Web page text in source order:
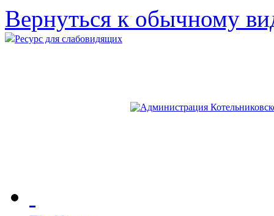
Вернуться к обычному
Ресурс для слабовидящих